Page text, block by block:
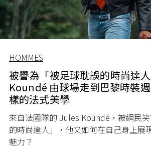
HOMMES
被譽為「被足球耽誤的時尚達
Koundé 由球場走到巴黎時裝
樣的法式美學
來自法國隊的 Jules Koundé，被網民
的時尚達人」，他又如何在自己身上展
魅力？